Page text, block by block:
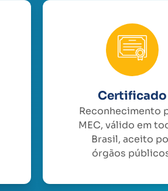
Certificado
Reconhecimento
MEC, válido em
Brasil, aceito
órgãos